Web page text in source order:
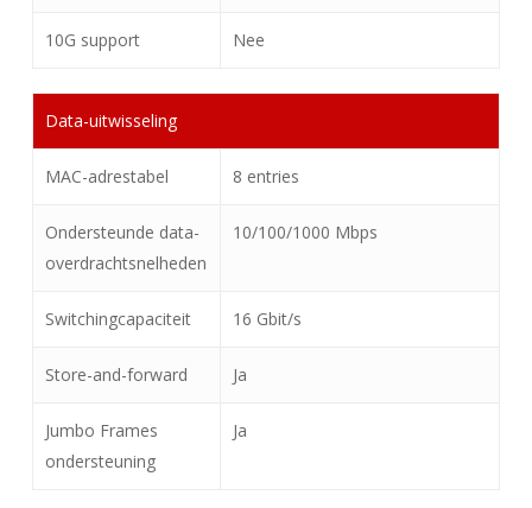
10G support Nee
Data-uitwisseling
MAC-adrestabel 8 entries
Ondersteunde data-
overdrachtsnelheden
10/100/1000 Mbps
Switchingcapaciteit 16 Gbit/s
Store-and-forward Ja
Jumbo Frames
ondersteuning
Ja